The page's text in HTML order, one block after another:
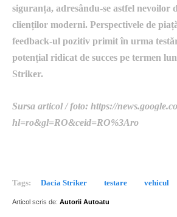
siguranța, adresându-se astfel nevoilor
clienților moderni. Perspectivele de
feedback-ul pozitiv primit în urma
potențial ridicat de succes pe termen
Striker.
Sursa articol / foto: https://
hl=ro&gl=RO&ceid=RO%3Aro
Tags: Dacia Striker testare vehicul
Articol scris de: Autorii Autoatu